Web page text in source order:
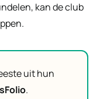
kan de club
uit hun
.